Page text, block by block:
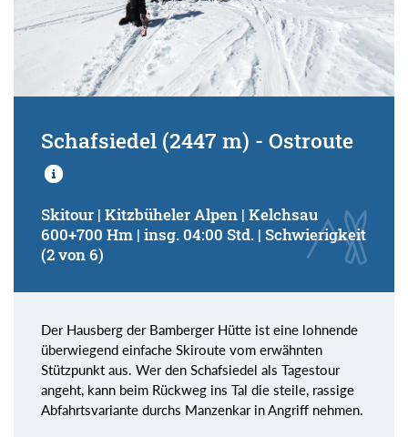
Schafsiedel (2447 m) - Ostroute
Skitour | Kitzbüheler Alpen | Kelchsau
600+700 Hm | insg. 04:00 Std. | Schwierigkeit
(2 von 6)
Der Hausberg der Bamberger Hütte ist eine lohnende
überwiegend einfache Skiroute vom erwähnten
Stützpunkt aus. Wer den Schafsiedel als Tagestour
angeht, kann beim Rückweg ins Tal die steile, rassige
Abfahrtsvariante durchs Manzenkar in Angriff nehmen.